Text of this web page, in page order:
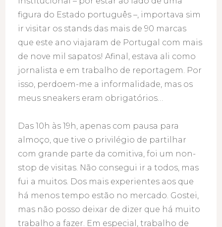
figura do Estado português –, importava sim
ir visitar os stands das mais de 90 marcas
que este ano viajaram de Portugal com mais
de nove mil sapatos! Afinal, estava ali como
jornalista e em trabalho de reportagem. Por
isso, perdoem-me a informalidade, mas os
meus sneakers eram obrigatórios…
Das 10h às 19h, apenas com pausa para
almoço, que tive o privilégio de partilhar
com grande parte da comitiva, foi um non-
stop de visitas. Não consegui ir a todos, mas
fui a muitos. Dos mais experientes aos que
há menos tempo estão no mercado. Gostei,
mas não posso deixar de dizer que há muito
trabalho a fazer. Em especial, trabalho de